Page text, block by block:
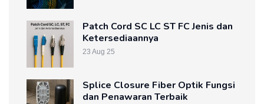
Patch Cord SC LC ST FC Jenis dan
Ketersediaannya
23 Aug 25
Splice Closure Fiber Optik Fungsi
dan Penawaran Terbaik